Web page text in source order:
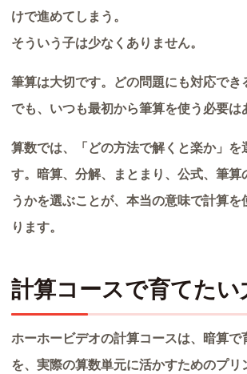
けで進めてしまう。
そういう子は少なくありません。
筆算は大切です。どの問題にも対応でき
でも、いつも最初から筆算を使う必要は
算数では、「どの方法で解くと楽か」を
す。暗算、分解、まとまり、公式、筆算
うかを選ぶことが、本当の意味で計算
ります。
計算コースで育てたい
ホーホービデオの計算コースは、暗算で
を、実際の算数単元に活かすためのプリ